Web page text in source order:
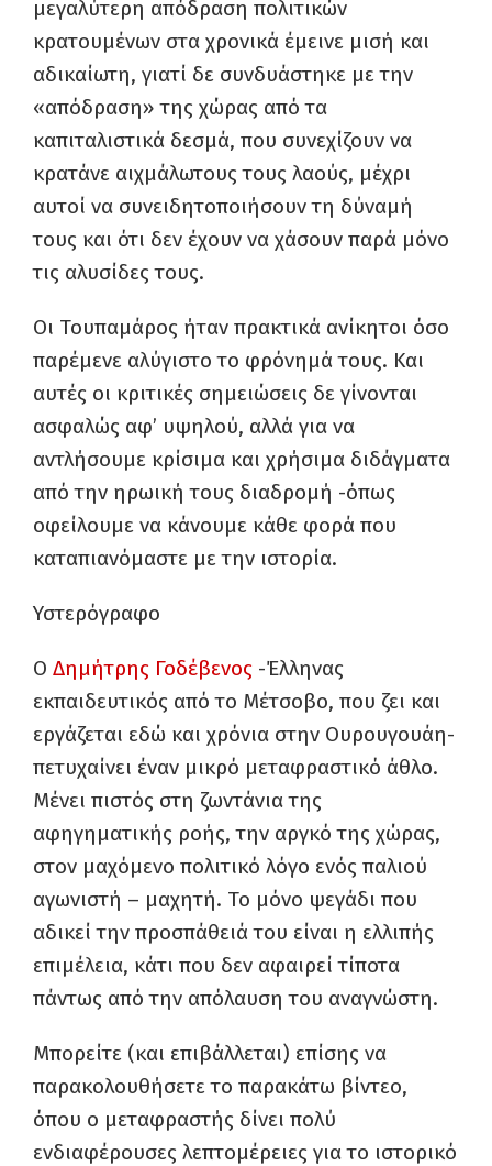
μεγαλύτερη απόδραση πολιτικών
κρατουμένων στα χρονικά έμεινε μισή και
αδικαίωτη, γιατί δε συνδυάστηκε με την
«απόδραση» της χώρας από τα
καπιταλιστικά δεσμά, που συνεχίζουν να
κρατάνε αιχμάλωτους τους λαούς, μέχρι
αυτοί να συνειδητοποιήσουν τη δύναμή
τους και ότι δεν έχουν να χάσουν παρά μόνο
τις αλυσίδες τους.
Οι Τουπαμάρος ήταν πρακτικά ανίκητοι όσο
παρέμενε αλύγιστο το φρόνημά τους. Και
αυτές οι κριτικές σημειώσεις δε γίνονται
ασφαλώς αφ’ υψηλού, αλλά για να
αντλήσουμε κρίσιμα και χρήσιμα διδάγματα
από την ηρωική τους διαδρομή -όπως
οφείλουμε να κάνουμε κάθε φορά που
καταπιανόμαστε με την ιστορία.
Υστερόγραφο
Ο Δημήτρης Γοδέβενος -Έλληνας
εκπαιδευτικός από το Μέτσοβο, που ζει και
εργάζεται εδώ και χρόνια στην Ουρουγουάη-
πετυχαίνει έναν μικρό μεταφραστικό άθλο.
Μένει πιστός στη ζωντάνια της
αφηγηματικής ροής, την αργκό της χώρας,
στον μαχόμενο πολιτικό λόγο ενός παλιού
αγωνιστή – μαχητή. Το μόνο ψεγάδι που
αδικεί την προσπάθειά του είναι η ελλιπής
επιμέλεια, κάτι που δεν αφαιρεί τίποτα
πάντως από την απόλαυση του αναγνώστη.
Μπορείτε (και επιβάλλεται) επίσης να
παρακολουθήσετε το παρακάτω βίντεο,
όπου ο μεταφραστής δίνει πολύ
ενδιαφέρουσες λεπτομέρειες για το ιστορικό